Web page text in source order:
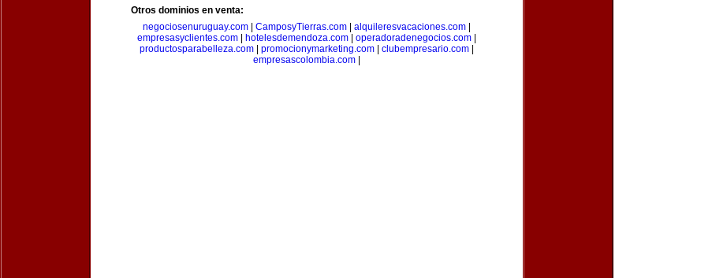
Otros dominios en venta:
negociosenuruguay.com
CamposyTierras.com alquileresvacaciones.com
empresasyclientes.com
hotelesdemendoza.com operadoradenegocios.com
productosparabelleza.com
promocionymarketing.com clubempresario.com
empresascolombia.com